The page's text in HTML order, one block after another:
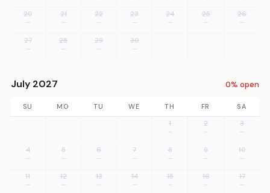
20
—
21
—
22
—
23
—
24
—
25
—
26
—
27
—
28
—
29
—
30
—
July 2027 0% open
SU MO TU WE TH FR
SA
1
—
2
—
3
—
4
—
5
—
6
—
7
—
8
—
9
—
10
—
11
—
12
—
13
—
14
—
15
—
16
—
17
—